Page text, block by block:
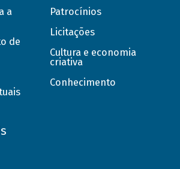
a
de
Patrocínios
Licitações
Cultura e economia
criativa
Conhecimento